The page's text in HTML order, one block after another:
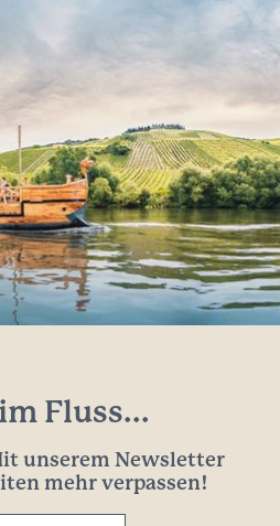
Fluss...
unserem Newsletter
mehr verpassen!